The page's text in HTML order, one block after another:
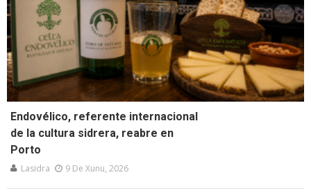
Endovélico, referente internacional
de la cultura sidrera, reabre en
Porto
Lasidra 9 De Xunu, 2026